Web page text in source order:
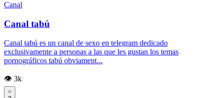
Canal
Canal tabú
Canal tabú es un canal de sexo en telegram dedicado
exclusivamente a personas a las que les gustan los temas
pornográficos tabú obviament...
👁️ 3k